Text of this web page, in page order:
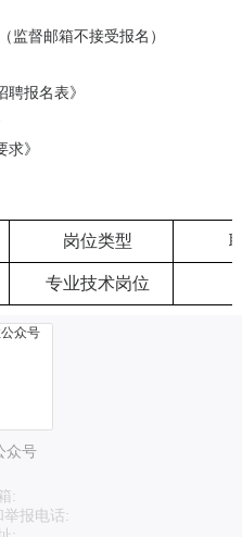
督邮箱不接受报名）
报名表》
》
岗位类型
专业技术岗位
众号
:
举报电话: